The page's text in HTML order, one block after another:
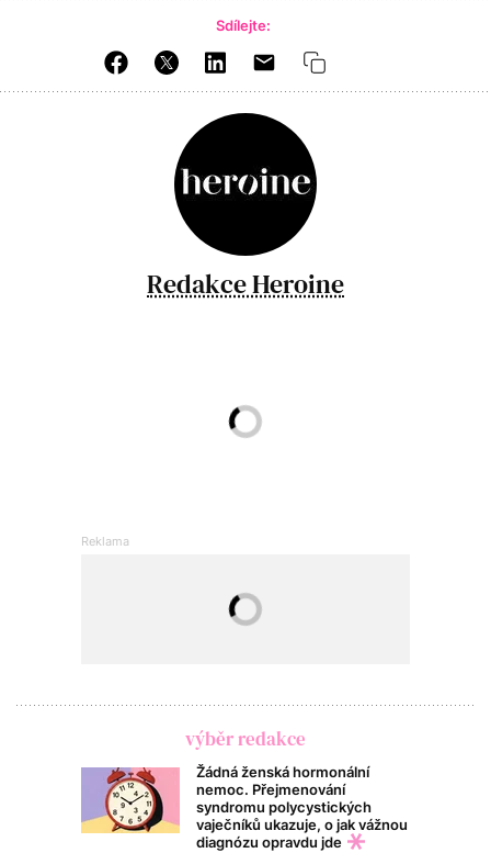
Sdílejte:
Redakce Heroine
výběr redakce
Žádná ženská hormonální
nemoc. Přejmenování
syndromu polycystických
vaječníků ukazuje, o jak vážnou
diagnózu opravdu jde